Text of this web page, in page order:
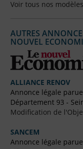
Voir tous nos
AUTRES
NOUVEL
ALLIANCE RENOV
Annonce légale
Département 93 -
Modification de
SANCEM
Annonce légale